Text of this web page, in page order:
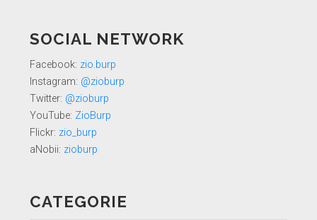
SOCIAL NETWORK
Facebook: zio.burp
Instagram: @zioburp
Twitter: @zioburp
YouTube: ZioBurp
Flickr: zio_burp
aNobii: zioburp
CATEGORIE